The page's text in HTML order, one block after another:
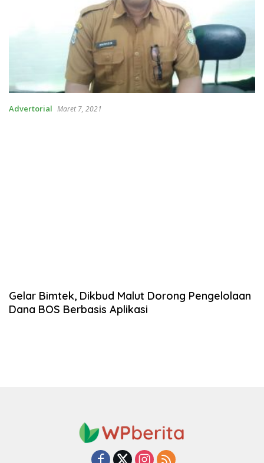
Advertorial Maret 7, 2021
Gelar Bimtek, Dikbud Malut Dorong Pengelolaan
Dana BOS Berbasis Aplikasi